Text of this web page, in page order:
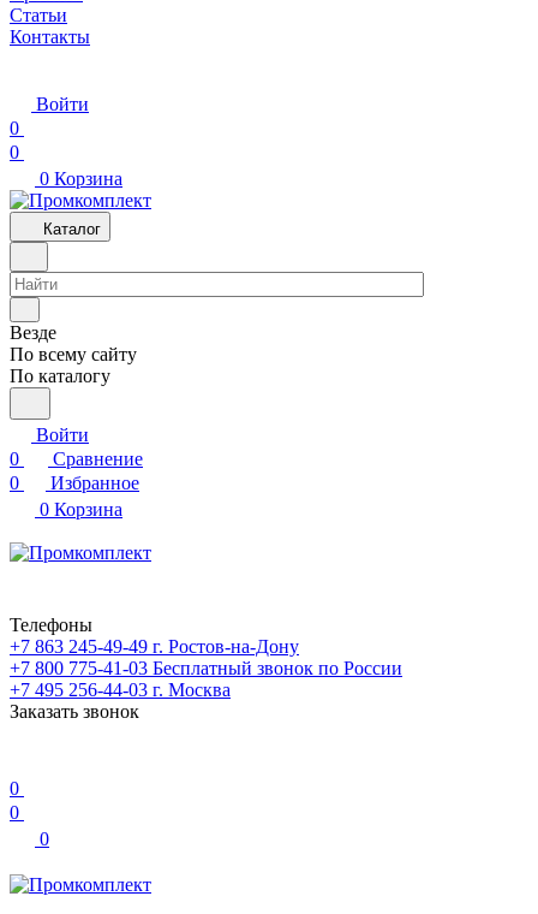
Статьи
Контакты
Войти
0
0
0 Корзина
Каталог
Везде
По всему сайту
По каталогу
Войти
0
Сравнение
0
Избранное
0 Корзина
Телефоны
+7 863 245-49-49 г. Ростов-на-Дону
+7 800 775-41-03 Бесплатный звонок по России
+7 495 256-44-03 г. Москва
Заказать звонок
0
0
0